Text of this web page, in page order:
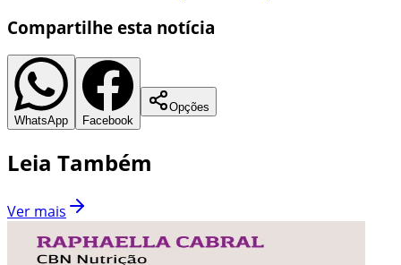
Compartilhe esta notícia
WhatsApp Facebook
Opções
Leia Também
Ver mais